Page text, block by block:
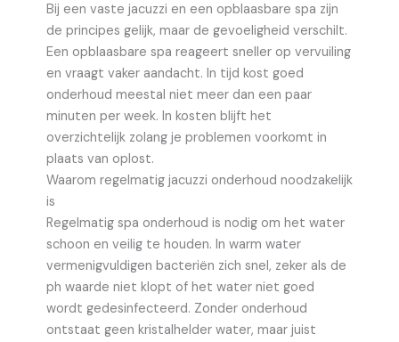
Bij een vaste jacuzzi en een opblaasbare spa zijn
de principes gelijk, maar de gevoeligheid verschilt.
Een opblaasbare spa reageert sneller op vervuiling
en vraagt vaker aandacht. In tijd kost goed
onderhoud meestal niet meer dan een paar
minuten per week. In kosten blijft het
overzichtelijk zolang je problemen voorkomt in
plaats van oplost.
Waarom regelmatig jacuzzi onderhoud noodzakelijk
is
Regelmatig spa onderhoud is nodig om het water
schoon en veilig te houden. In warm water
vermenigvuldigen bacteriën zich snel, zeker als de
ph waarde niet klopt of het water niet goed
wordt gedesinfecteerd. Zonder onderhoud
ontstaat geen kristalhelder water, maar juist